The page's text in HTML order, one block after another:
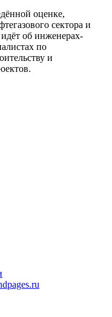
оценке,
сектора и
об инженерах-
по
и